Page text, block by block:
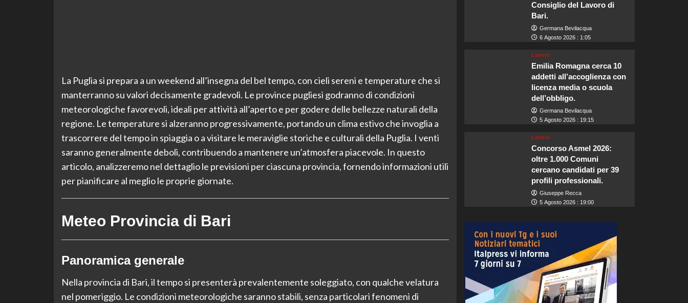
La Puglia si prepara a un weekend all’insegna del bel tempo, con cieli sereni e temperature che si
manterranno su valori decisamente gradevoli. Le province pugliesi godranno di condizioni
meteorologiche favorevoli, ideali per attività all’aperto e per godere delle bellezze naturali della
regione. Le temperature si alzeranno progressivamente, portando un clima estivo che invoglia a
trascorrere del tempo in spiaggia o a visitare le meraviglie storiche e culturali della Puglia. I venti
saranno generalmente deboli, contribuendo a mantenere un’atmosfera piacevole. In questo
articolo, analizzeremo nel dettaglio le previsioni per ciascuna provincia, fornendo informazioni utili
per pianificare al meglio le proprie giornate.
Meteo Provincia di Bari
Panoramica generale
Nella provincia di Bari, il tempo si presenterà prevalentemente soleggiato, con qualche velatura
nel pomeriggio. Le condizioni meteorologiche saranno stabili, senza particolari fenomeni di
Consiglio del Lavoro di
Bari.
Germana Bevilacqua
6 Agosto 2026 : 1:05
Lavoro
Emilia Romagna cerca 10
addetti all’accoglienza con
licenza media o scuola
dell’obbligo.
Germana Bevilacqua
5 Agosto 2026 : 19:15
Lavoro
Concorso Asmel 2026:
oltre 1.000 Comuni
cercano candidati per 39
profili professionali.
Giuseppe Recca
5 Agosto 2026 : 19:00